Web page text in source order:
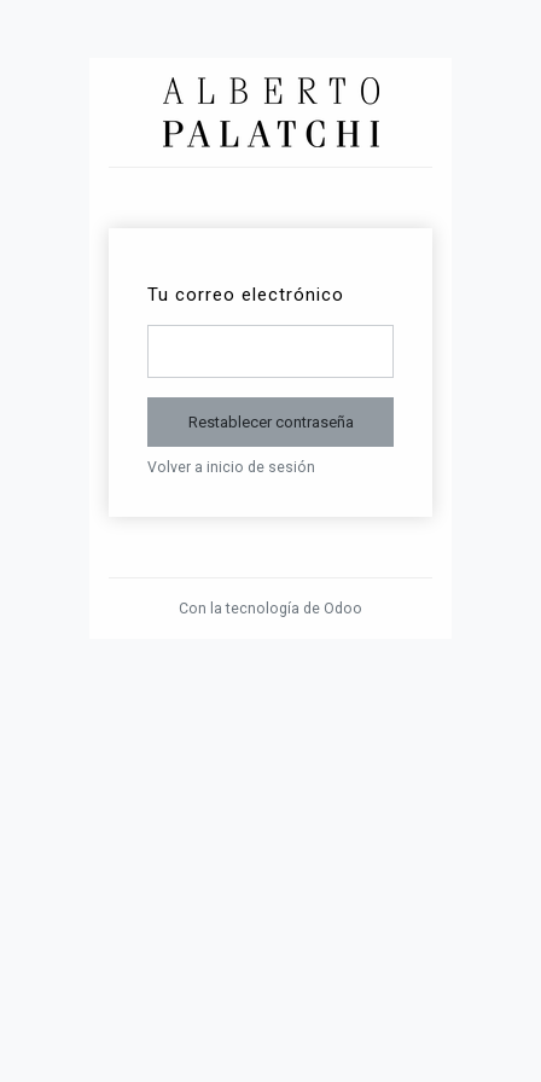
Tu correo electrónico
Restablecer contraseña
Volver a inicio de sesión
Con la tecnología de Odoo